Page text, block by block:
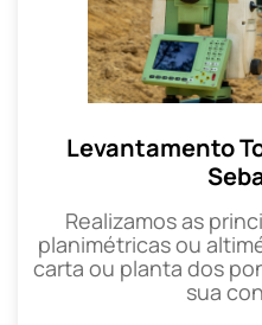
Levantamento
Realizamos as
planimétricas ou
carta ou planta dos
sua